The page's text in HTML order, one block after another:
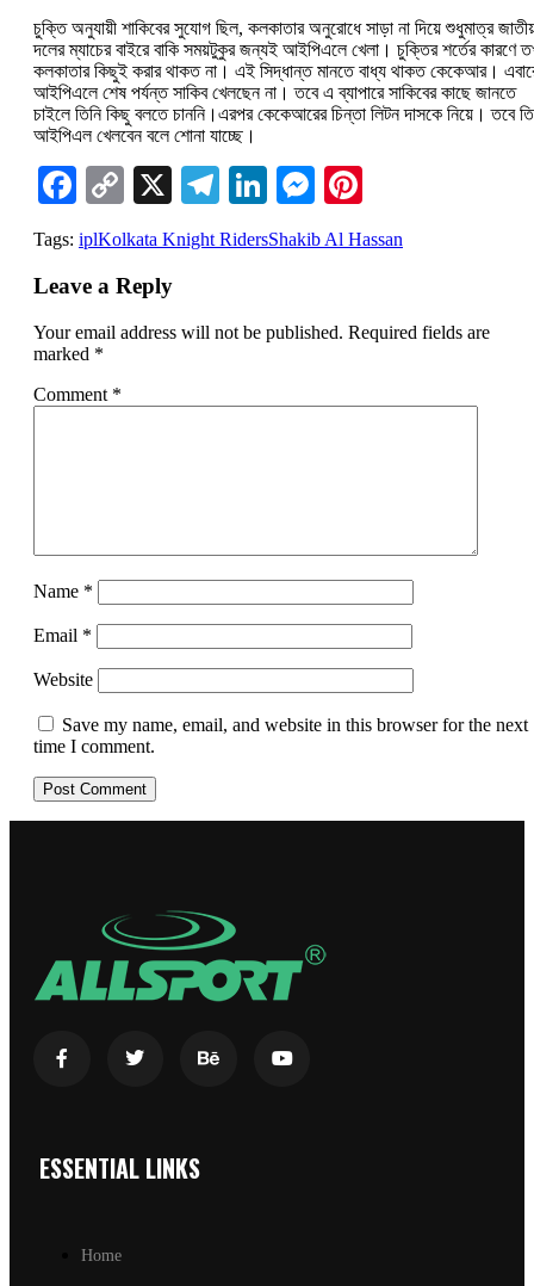
চুক্তি অনুযায়ী শাকিবের সুযোগ ছিল, কলকাতার অনুরোধে সাড়া না দিয়ে শুধুমাত্র
দলের ম্যাচের বাইরে বাকি সময়টুকুর জন্যই আইপিএলে খেলা। চুক্তির শর্তের কারণে
কলকাতার কিছুই করার থাকত না। এই সিদ্ধান্ত মানতে বাধ্য থাকত কেকেআর।
আইপিএলে শেষ পর্যন্ত সাকিব খেলছেন না। তবে এ ব্যাপারে সাকিবের কাছে জানতে
চাইলে তিনি কিছু বলতে চাননি।এরপর কেকেআরের চিন্তা লিটন দাসকে নিয়ে। তবে
আইপিএল খেলবেন বলে শোনা যাচ্ছে।
Facebook
Copy
Link
X Telegram
LinkedIn
Messenger
Tags: iplKolkata Knight RidersShakib Al Hassan
Leave a Reply
Your email address will not be published. Required fields are
marked *
Comment *
Name *
Email *
Website
Save my name, email, and website in this browser for the next
time I comment.
ESSENTIAL LINKS
Home